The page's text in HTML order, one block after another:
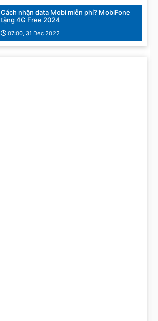
Cách nhận data Mobi miễn phí? MobiFone
tặng 4G Free 2024
07:00, 31 Dec 2022